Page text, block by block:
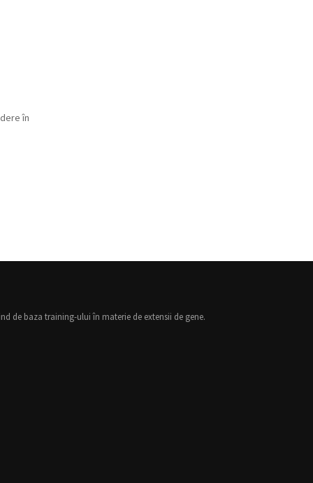
în
de baza training-ului în materie de extensii de gene.